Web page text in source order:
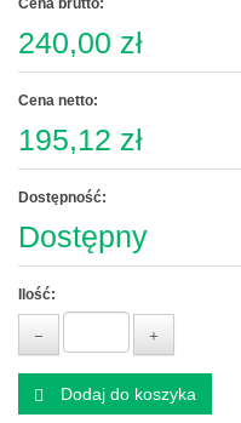
Cena brutto:
240,00 zł
Cena netto:
195,12 zł
Dostępność:
Dostępny
Ilość:
Dodaj do koszyka